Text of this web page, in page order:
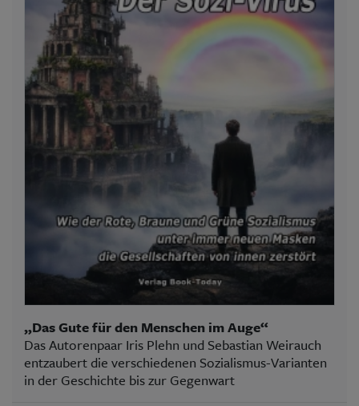
„Das Gute für den Menschen im Auge“
Das Autorenpaar Iris Plehn und Sebastian Weirauch
entzaubert die verschiedenen Sozialismus-Varianten
in der Geschichte bis zur Gegenwart